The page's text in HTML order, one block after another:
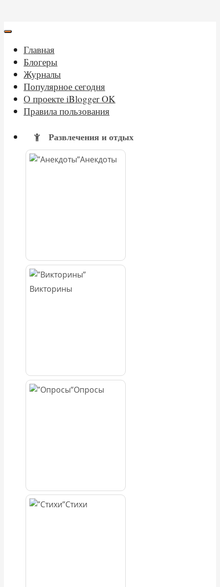
Главная
Блогеры
Журналы
Популярное сегодня
О проекте iBlogger OK
Правила пользования
Развлечения и отдых
Анекдоты
Викторины
Опросы
Стихи